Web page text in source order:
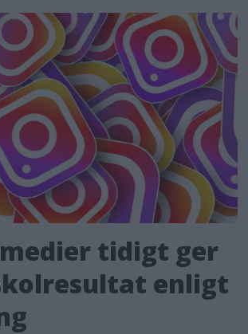
tidigt ger
enligt